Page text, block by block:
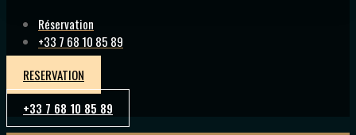
Réservation
+33 7 68 10 85 89
RESERVATION
+33 7 68 10 85 89